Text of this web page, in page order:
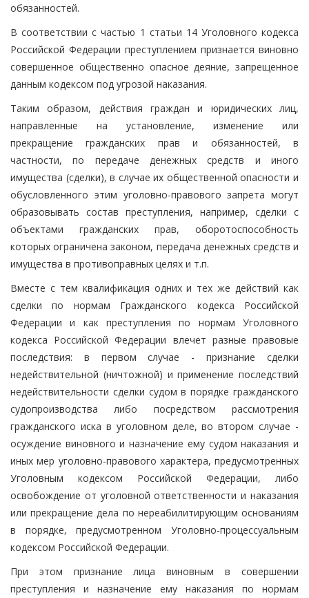
обязанностей.
В соответствии с частью 1 статьи 14 Уголовного кодекса
Российской Федерации преступлением признается виновно
совершенное общественно опасное деяние, запрещенное
данным кодексом под угрозой наказания.
Таким образом, действия граждан и юридических лиц,
направленные на установление, изменение или
прекращение гражданских прав и обязанностей, в
частности, по передаче денежных средств и иного
имущества (сделки), в случае их общественной опасности и
обусловленного этим уголовно-правового запрета могут
образовывать состав преступления, например, сделки с
объектами гражданских прав, оборотоспособность
которых ограничена законом, передача денежных средств и
имущества в противоправных целях и т.п.
Вместе с тем квалификация одних и тех же действий как
сделки по нормам Гражданского кодекса Российской
Федерации и как преступления по нормам Уголовного
кодекса Российской Федерации влечет разные правовые
последствия: в первом случае - признание сделки
недействительной (ничтожной) и применение последствий
недействительности сделки судом в порядке гражданского
судопроизводства либо посредством рассмотрения
гражданского иска в уголовном деле, во втором случае -
осуждение виновного и назначение ему судом наказания и
иных мер уголовно-правового характера, предусмотренных
Уголовным кодексом Российской Федерации, либо
освобождение от уголовной ответственности и наказания
или прекращение дела по нереабилитирующим основаниям
в порядке, предусмотренном Уголовно-процессуальным
кодексом Российской Федерации.
При этом признание лица виновным в совершении
преступления и назначение ему наказания по нормам